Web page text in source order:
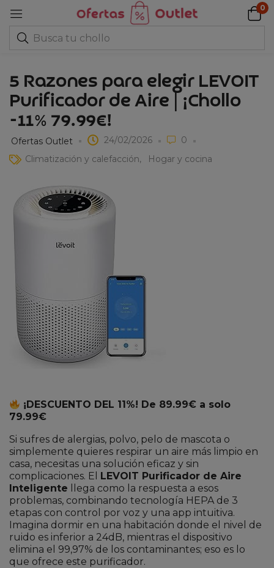
0
5 Razones para elegir LEVOIT
Purificador de Aire | ¡Chollo
-11% 79.99€!
Ofertas Outlet 24/02/2026
0
Climatización y calefacción
Hogar y cocina
¡DESCUENTO DEL 11%! De 89.99€ a solo
79.99€
Si sufres de alergias, polvo, pelo de mascota o
simplemente quieres respirar un aire más limpio en
casa, necesitas una solución eficaz y sin
complicaciones. El LEVOIT Purificador de Aire
Inteligente llega como la respuesta a esos
problemas, combinando tecnología HEPA de 3
etapas con control por voz y una app intuitiva.
Imagina dormir en una habitación donde el nivel de
ruido es inferior a 24dB, mientras el dispositivo
elimina el 99,97% de los contaminantes; eso es lo
que ofrece este purificador.